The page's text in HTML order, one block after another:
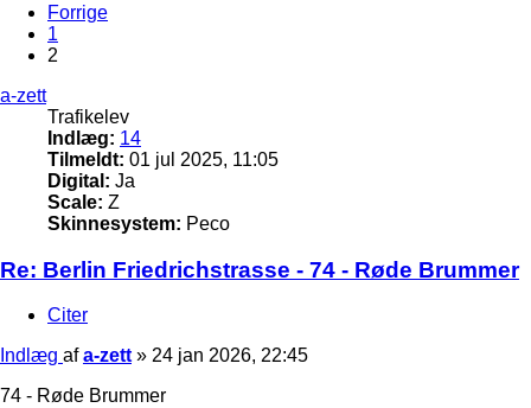
Forrige
1
2
a-zett
Trafikelev
Indlæg: 14
Tilmeldt: 01 jul 2025, 11:05
Digital: Ja
Scale: Z
Skinnesystem: Peco
Re: Berlin Friedrichstrasse - 74 - Røde Brummer
Citer
Indlæg afa-zett » 24 jan 2026, 22:45
74 - Røde Brummer